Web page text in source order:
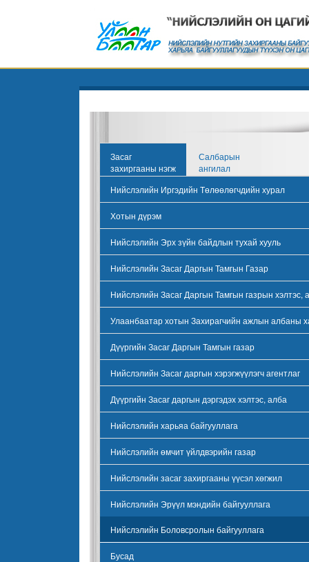
Засаг
захиргааны нэгж
Салбарын
ангилал
Нийслэлийн Иргэдийн Төлөөлөгчдийн хурал
Хотын дүрэм
Нийслэлийн Эрх зүйн байдлын тухай хууль
Нийслэлийн Засаг Даргын Тамгын Газар
Нийслэлийн Засаг Даргын Тамгын газрын хэлтэс,
Улаанбаатар хотын Захирагчийн ажлын албаны
Дүүргийн Засаг Даргын Тамгын газар
Нийслэлийн Засаг даргын хэрэгжүүлэгч агентлаг
Дүүргийн Засаг даргын дэргэдэх хэлтэс, алба
Нийслэлийн харьяа байгууллага
Нийслэлийн өмчит үйлдвэрийн газар
Нийслэлийн засаг захиргааны үүсэл хөгжил
Нийслэлийн Эрүүл мэндийн байгууллага
Нийслэлийн Боловсролын байгууллага
Бусад